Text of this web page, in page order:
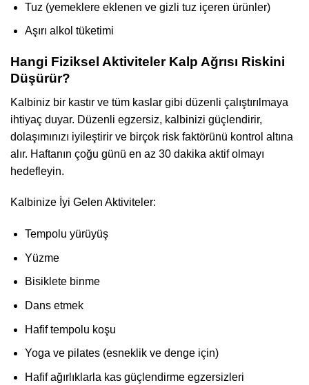
Tuz (yemeklere eklenen ve gizli tuz içeren ürünler)
Aşırı alkol tüketimi
Hangi Fiziksel Aktiviteler Kalp Ağrısı Riskini
Düşürür?
Kalbiniz bir kastır ve tüm kaslar gibi düzenli çalıştırılmaya
ihtiyaç duyar. Düzenli egzersiz, kalbinizi güçlendirir,
dolaşımınızı iyileştirir ve birçok risk faktörünü kontrol altına
alır. Haftanın çoğu günü en az 30 dakika aktif olmayı
hedefleyin.
Kalbinize İyi Gelen Aktiviteler:
Tempolu yürüyüş
Yüzme
Bisiklete binme
Dans etmek
Hafif tempolu koşu
Yoga ve pilates (esneklik ve denge için)
Hafif ağırlıklarla kas güçlendirme egzersizleri